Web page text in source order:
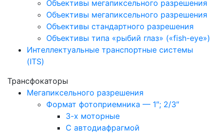
Объективы мегапиксельного разрешения
Объективы мегапиксельного разрешения
Объективы стандартного разрешения
Объективы типа «рыбий глаз» («fish-eye»)
Интеллектуальные транспортные системы
(ITS)
Трансфокаторы
Мегапиксельного разрешения
Формат фотоприемника — 1″; 2/3″
3-х моторные
С автодиафрагмой